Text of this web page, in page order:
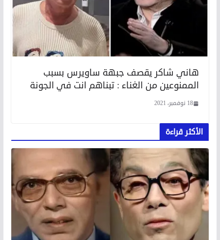
هاني شاكر يقصف جبهة ساويرس بسبب
الممنوعين من الغناء : تبناهم انت في الجونة
18 نوفمبر، 2021
الأكثر قراءة